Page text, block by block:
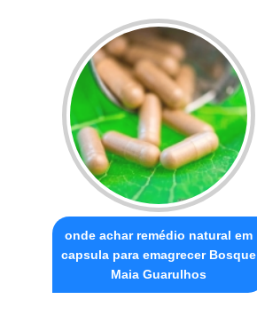
onde achar remédio natural em
capsula para emagrecer Bosque
Maia Guarulhos